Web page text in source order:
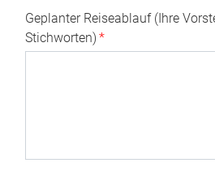
Geplanter Reiseablauf (Ihre
Stichworten) *